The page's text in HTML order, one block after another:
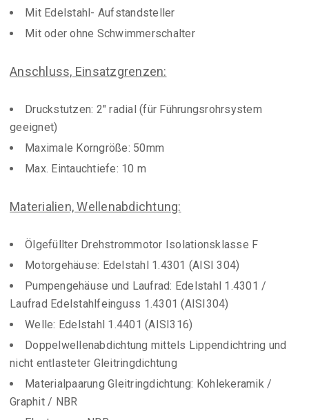
Mit Edelstahl- Aufstandsteller
Mit oder ohne Schwimmerschalter
Anschluss, Einsatzgrenzen:
Druckstutzen: 2″ radial (für Führungsrohrsystem
geeignet)
Maximale Korngröße: 50mm
Max. Eintauchtiefe: 10 m
Materialien, Wellenabdichtung:
Ölgefüllter Drehstrommotor Isolationsklasse F
Motorgehäuse: Edelstahl 1.4301 (AISI 304)
Pumpengehäuse und Laufrad: Edelstahl 1.4301 /
Laufrad Edelstahlfeinguss 1.4301 (AISI304)
Welle: Edelstahl 1.4401 (AISI316)
Doppelwellenabdichtung mittels Lippendichtring und
nicht entlasteter Gleitringdichtung
Materialpaarung Gleitringdichtung: Kohlekeramik /
Graphit / NBR